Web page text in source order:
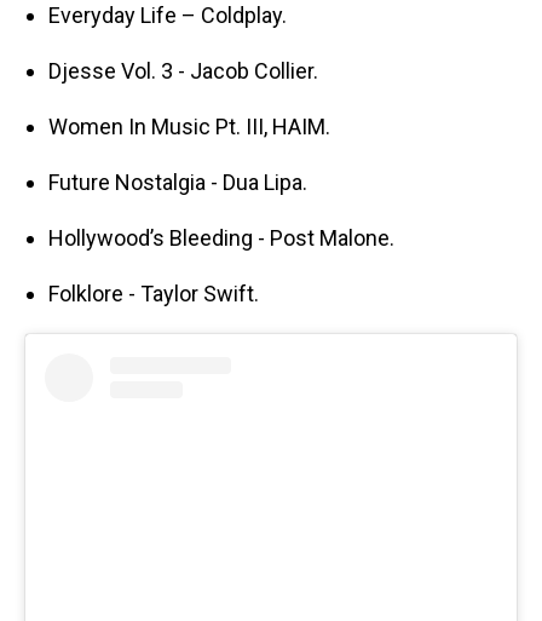
Everyday Life – Coldplay.
Djesse Vol. 3 - Jacob Collier.
Women In Music Pt. III, HAIM.
Future Nostalgia - Dua Lipa.
Hollywood’s Bleeding - Post Malone.
Folklore - Taylor Swift.